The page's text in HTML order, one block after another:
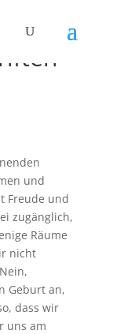
und
Freude und
zugänglich,
Räume
nicht
Geburt an,
dass wir
uns am